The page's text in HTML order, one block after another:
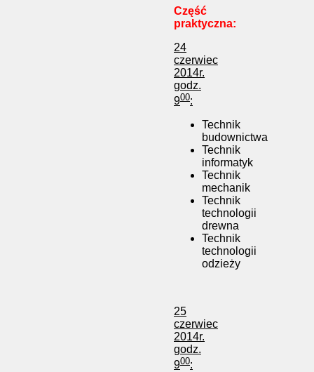
Część
praktyczna:
24
czerwiec
2014r.
godz.
900:
Technik
budownictwa
Technik
informatyk
Technik
mechanik
Technik
technologii
drewna
Technik
technologii
odzieży
25
czerwiec
2014r.
godz.
900: